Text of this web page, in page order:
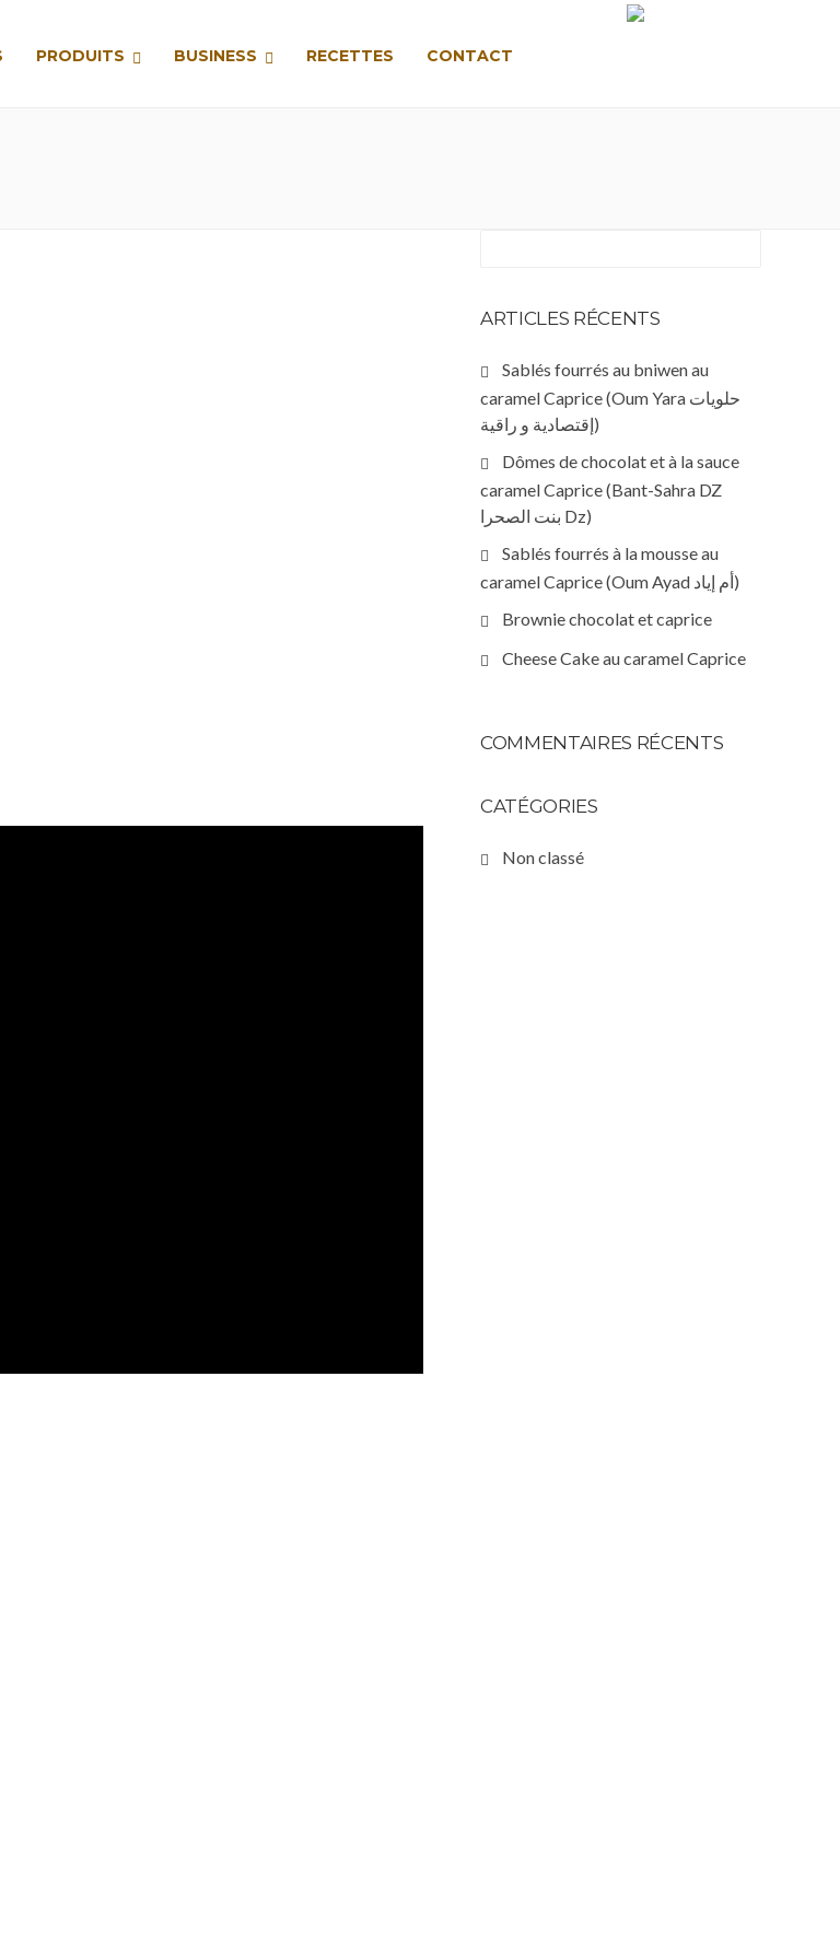
PRODUITS BUSINESS RECETTES CONTACT
ARTICLES RÉCENTS
Sablés fourrés au bniwen au
caramel Caprice (Oum Yara حلويات
إقتصادية و راقية)
Dômes de chocolat et à la sauce
caramel Caprice (Bant-Sahra DZ
بنت الصحرا Dz)
Sablés fourrés à la mousse au
caramel Caprice (Oum Ayad أم إياد)
Brownie chocolat et caprice
Cheese Cake au caramel Caprice
COMMENTAIRES RÉCENTS
CATÉGORIES
Non classé